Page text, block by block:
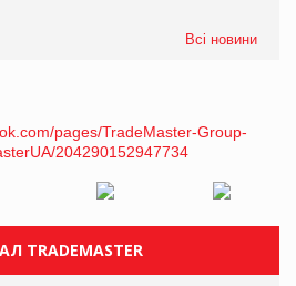
Всі новини
TRADEMASTER